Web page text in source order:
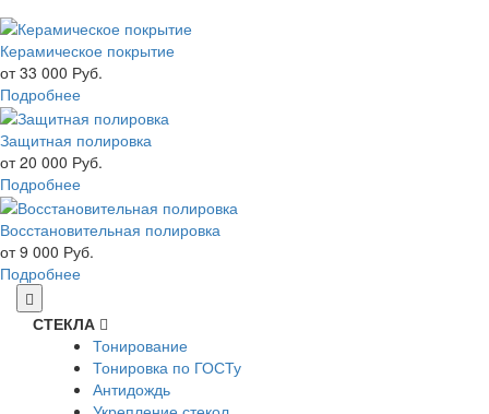
Керамическое покрытие
от 33 000 Руб.
Подробнее
Защитная полировка
от 20 000 Руб.
Подробнее
Восстановительная полировка
от 9 000 Руб.
Подробнее
СТЕКЛА
Тонирование
Тонировка по ГОСТу
Антидождь